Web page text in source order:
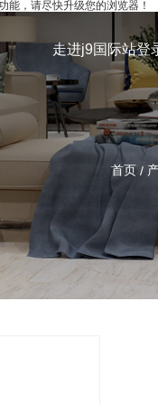
，请尽快升级您的浏览器！
走进j9国际站登
首页 /